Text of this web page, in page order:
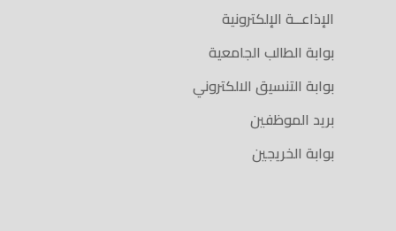
الإذاعــة الإلكترونية
بوابة الطالب الجامعية
بوابة التنسيق الالكتروني
بريد الموظفين
بوابة الخريجين